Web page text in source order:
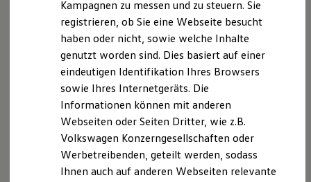
Elektrisch & Autonom
Elektro - & Hybridfahrzeuge
Unser Ansatz
Klimafreundlicher Strom
Reichweite & Ladelösungen
Reichweitensimulator
Ladezeitensimulator
Ladelösungen für Privatkunden
Ladelösungen für Gewerbekunden
Wallbox und Ladekabel
Förderung & Kosten der Elektrofahrzeuge
Fördermöglichkeiten für Privatkunden
Fördermöglichkeiten für Gewerbekunden
Wir nehmen am Streitbeilegungsverfahren der
Verbraucherschlichtungsstelle im Sinne des VSBG teil:
Die für uns zuständige Verbraucherschlichtungsstelle
Universalschlichtungsstelle des Bundes am Zentrum
für Schlichtung e.V.
Straßburger Straße 8
77694 Kehl am Rhein
Telefon: 07851-7957940
Kampagnen zu messen und zu steuern. Sie
registrieren, ob Sie eine Webseite besucht
haben oder nicht, sowie welche Inhalte
genutzt worden sind. Dies basiert auf einer
eindeutigen Identifikation Ihres Browsers
sowie Ihres Internetgeräts. Die
Informationen können mit anderen
Webseiten oder Seiten Dritter, wie z.B.
Volkswagen Konzerngesellschaften oder
Werbetreibenden, geteilt werden, sodass
Ihnen auch auf anderen Webseiten relevante